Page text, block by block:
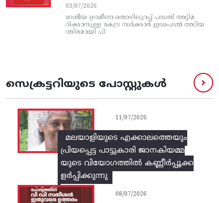
03/07/2026
ദേശീയ ഗ്രാമീണ തൊഴിലുറപ്പ്‌ പദ്ധതി അട്ടിമ
റിക്കാനുള്ള കേന്ദ്ര സര്‍ക്കാര്‍ ഇടപെടല്‍ അടിയ
ന്തിരമായി പി
സെക്രട്ടറിയുടെ പോസ്റ്റുകൾ
മലയാളിയുടെ എക്കാലത്തെയും
പ്രിയപ്പെട്ട പാട്ടുകാരി ജാനകിയമ്മ
യുടെ വിയോഗത്തിൽ കണ്ണീർപ്പൂക്ക
ളർപ്പിക്കുന്നു
11/07/2026
08/07/2026